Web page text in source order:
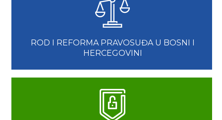
ROD I REFORMA PRAVOSUĐA U BOSNI I
HERCEGOVINI